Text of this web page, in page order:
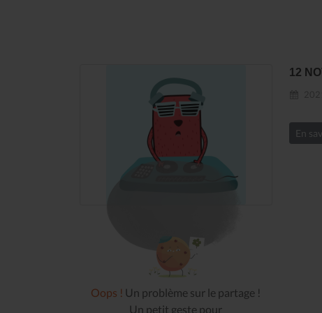
Oops ! Un problème sur le partage !
Un petit geste pour
12
En